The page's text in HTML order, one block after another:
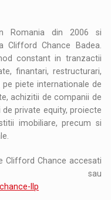
Romania din 2006 si
Clifford Chance Badea.
constant in tranzactii
finantari, restructurari,
piete internationale de
achizitii de companii de
private equity, proiecte
imobiliare, precum si
Clifford Chance accesati
llp